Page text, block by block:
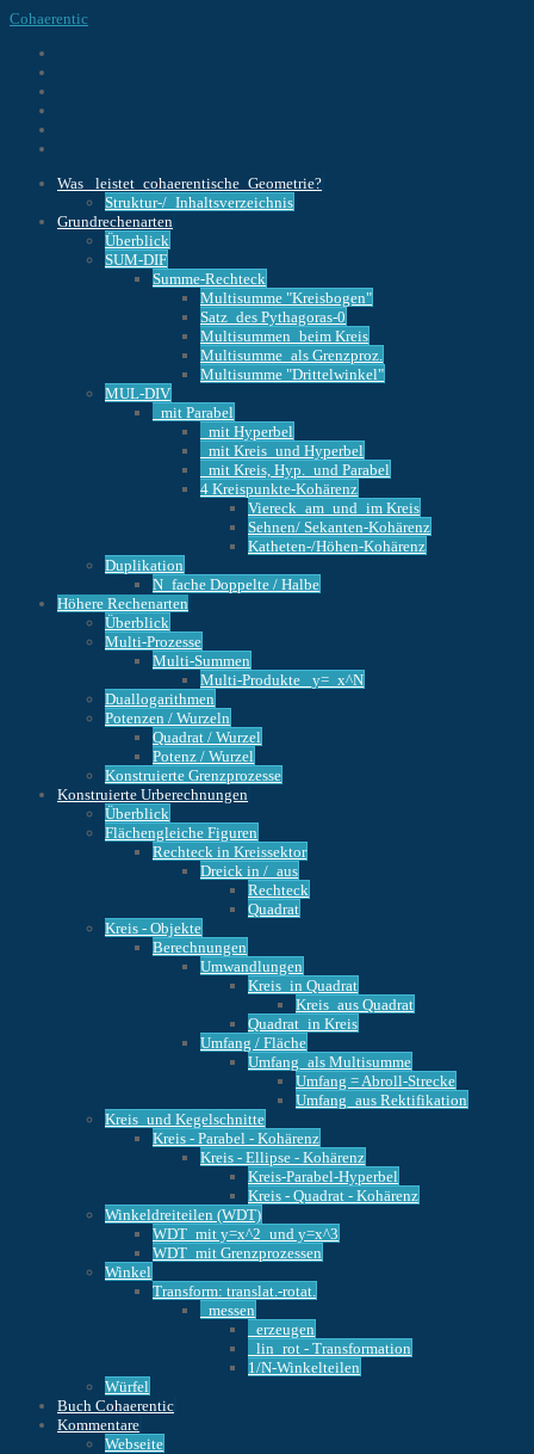
Cohaerentic
Was _leistet_cohaerentische_Geometrie?
Struktur-/_Inhaltsverzeichnis
Grundrechenarten
Überblick
SUM-DIF
Summe-Rechteck
Multisumme "Kreisbogen"
Satz_des Pythagoras-0
Multisummen_beim Kreis
Multisumme_als Grenzproz.
Multisumme "Drittelwinkel"
MUL-DIV
_mit Parabel
_mit Hyperbel
_mit Kreis_und Hyperbel
_mit Kreis, Hyp._und Parabel
4 Kreispunkte-Kohärenz
Viereck_am_und_im Kreis
Sehnen/ Sekanten-Kohärenz
Katheten-/Höhen-Kohärenz
Duplikation
N_fache Doppelte / Halbe
Höhere Rechenarten
Überblick
Multi-Prozesse
Multi-Summen
Multi-Produkte _y=_x^N
Duallogarithmen
Potenzen / Wurzeln
Quadrat / Wurzel
Potenz / Wurzel
Konstruierte Grenzprozesse
Konstruierte Urberechnungen
Überblick
Flächengleiche Figuren
Rechteck in Kreissektor
Dreick in /_aus
Rechteck
Quadrat
Kreis - Objekte
Berechnungen
Umwandlungen
Kreis_in Quadrat
Kreis_aus Quadrat
Quadrat_in Kreis
Umfang / Fläche
Umfang_als Multisumme
Umfang = Abroll-Strecke
Umfang_aus Rektifikation
Kreis_und Kegelschnitte
Kreis - Parabel - Kohärenz
Kreis - Ellipse - Kohärenz
Kreis-Parabel-Hyperbel
Kreis - Quadrat - Kohärenz
Winkeldreiteilen (WDT)
WDT_mit y=x^2_und y=x^3
WDT_mit Grenzprozessen
Winkel
Transform: translat.-rotat.
_messen
_erzeugen
_lin_rot - Transformation
1/N-Winkelteilen
Würfel
Buch Cohaerentic
Kommentare
Webseite